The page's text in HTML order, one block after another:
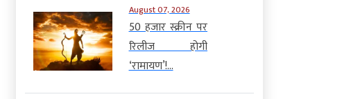
August 07, 2026
50 हजार स्क्रीन पर
रिलीज होगी
‘रामायण’!...